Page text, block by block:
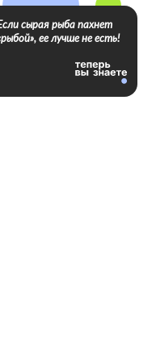
сырая рыба пахнет
ее лучше не есть!